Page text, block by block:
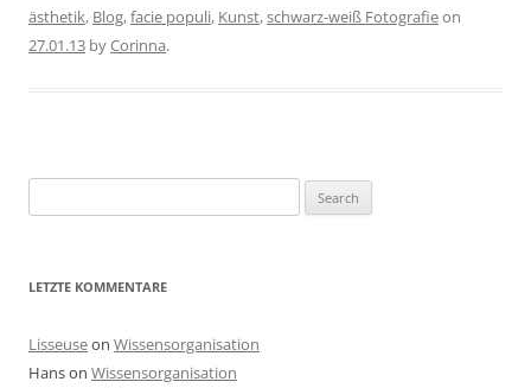
ästhetik, Blog,facie populi, Kunst,schwarz-weiß Fotografieon
27.01.13 byCorinna.
for:
LETZTE KOMMENTARE
Lisseuseon Wissensorganisation
Hanson Wissensorganisation